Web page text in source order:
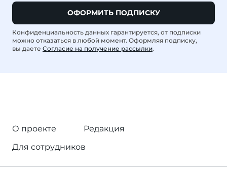
ОФОРМИТЬ ПОДПИСКУ
Конфиденциальность данных гарантируется, от подписки
можно отказаться в любой момент. Оформляя подписку,
вы даете Согласие на получение рассылки.
О проекте
Редакция
Для сотрудников